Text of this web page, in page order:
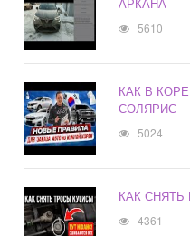
5610
КАК В
СОЛЯРИС
5024
КАК СНЯТЬ
4361